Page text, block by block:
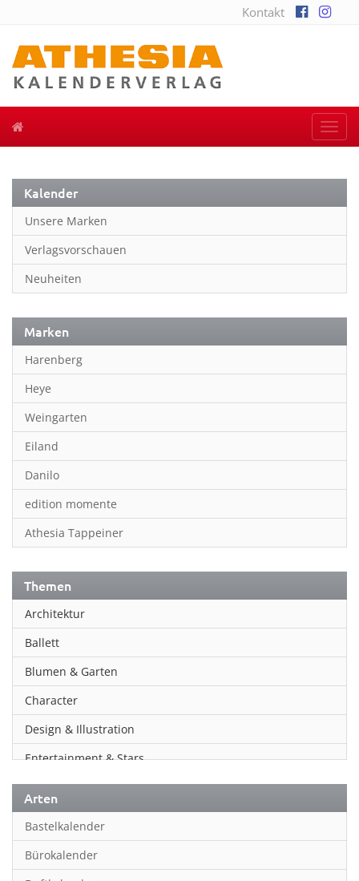
Kontakt
Kalender
Unsere Marken
Verlagsvorschauen
Neuheiten
Marken
Harenberg
Heye
Weingarten
Eiland
Danilo
edition momente
Athesia Tappeiner
Themen
Architektur
Ballett
Blumen & Garten
Character
Design & Illustration
Entertainment & Stars
Erotik
Essen & Trinken
Familienplaner
Fantasy
Arten
Bastelkalender
Bürokalender